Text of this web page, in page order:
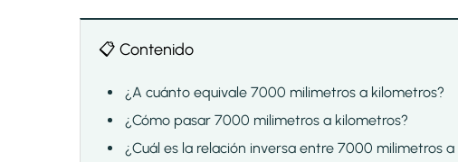
📋 Contenido
¿A cuánto equivale 7000 milimetros a kilometros?
¿Cómo pasar 7000 milimetros a kilometros?
¿Cuál es la relación inversa entre 7000 milimetros a